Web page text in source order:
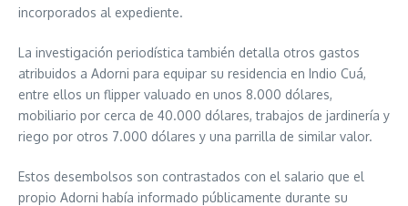
incorporados al expediente.
La investigación periodística también detalla otros gastos
atribuidos a Adorni para equipar su residencia en Indio Cuá,
entre ellos un flipper valuado en unos 8.000 dólares,
mobiliario por cerca de 40.000 dólares, trabajos de jardinería y
riego por otros 7.000 dólares y una parrilla de similar valor.
Estos desembolsos son contrastados con el salario que el
propio Adorni había informado públicamente durante su